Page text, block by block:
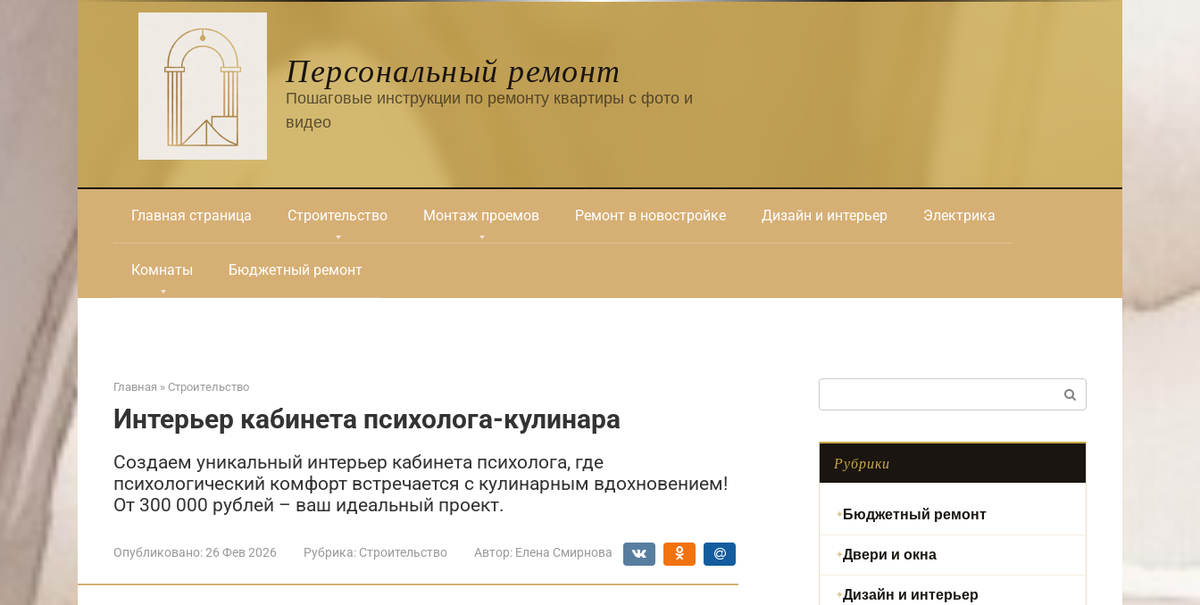
Персональный ремонт
Пошаговые инструкции по ремонту квартиры с фото и
видео
Главная страница Строительство Монтаж проемов Ремонт в новостройке Дизайн и интерьер Электрика
Комнаты Бюджетный ремонт
Главная » Строительство
Интерьер кабинета психолога-кулинара
Создаем уникальный интерьер кабинета психолога, где
психологический комфорт встречается с кулинарным вдохновением!
От 300 000 рублей – ваш идеальный проект.
Опубликовано:26 Фев 2026 Рубрика: Строительство Автор: Елена Смирнова
Рубрики
Бюджетный ремонт
Двери и окна
Дизайн и интерьер